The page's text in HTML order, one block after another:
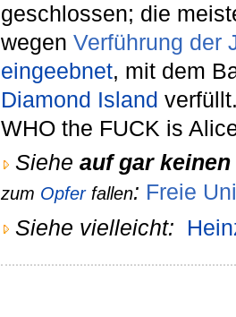
geschlossen; die
wegen Verführung der
eingeebnet, mit dem
Diamond Island
WHO the FUCK is
Siehe auf gar keinen
zum Opferfallen: Freie
Siehe vielleicht: